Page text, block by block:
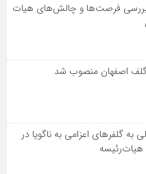
فرصت‌ها و چالش‌های هیات
اصفهان منصوب شد
گلفرهای اعزامی به ناگویا در